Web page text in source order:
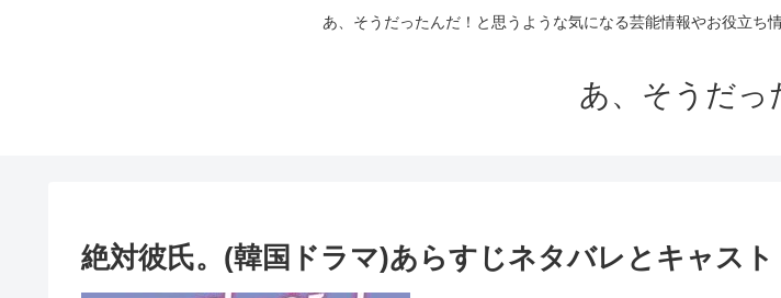
あ、そうだったんだ！と思うような気になる芸能情報やお役立ち
あ、そうだっ
絶対彼氏。(韓国ドラマ)あらすじネタバレとキャスト